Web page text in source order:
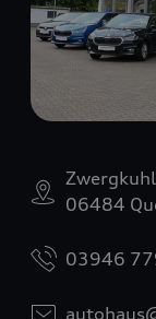
06484
03946